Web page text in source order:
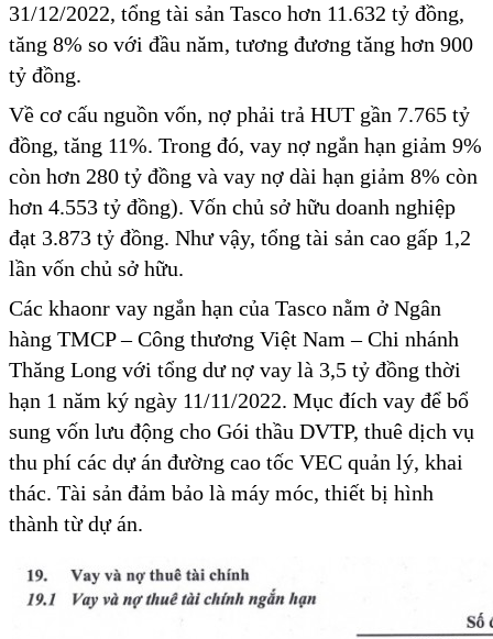
31/12/2022, tổng tài sản Tasco hơn 11.632 tỷ đồng,
tăng 8% so với đầu năm, tương đương tăng hơn 900
tỷ đồng.
Về cơ cấu nguồn vốn, nợ phải trả HUT gần 7.765 tỷ
đồng, tăng 11%. Trong đó, vay nợ ngắn hạn giảm 9%
còn hơn 280 tỷ đồng và vay nợ dài hạn giảm 8% còn
hơn 4.553 tỷ đồng). Vốn chủ sở hữu doanh nghiệp
đạt 3.873 tỷ đồng. Như vậy, tổng tài sản cao gấp 1,2
lần vốn chủ sở hữu.
Các khaonr vay ngắn hạn của Tasco nằm ở Ngân
hàng TMCP – Công thương Việt Nam – Chi nhánh
Thăng Long với tổng dư nợ vay là 3,5 tỷ đồng thời
hạn 1 năm ký ngày 11/11/2022. Mục đích vay để bổ
sung vốn lưu động cho Gói thầu DVTP, thuê dịch vụ
thu phí các dự án đường cao tốc VEC quản lý, khai
thác. Tài sản đảm bảo là máy móc, thiết bị hình
thành từ dự án.